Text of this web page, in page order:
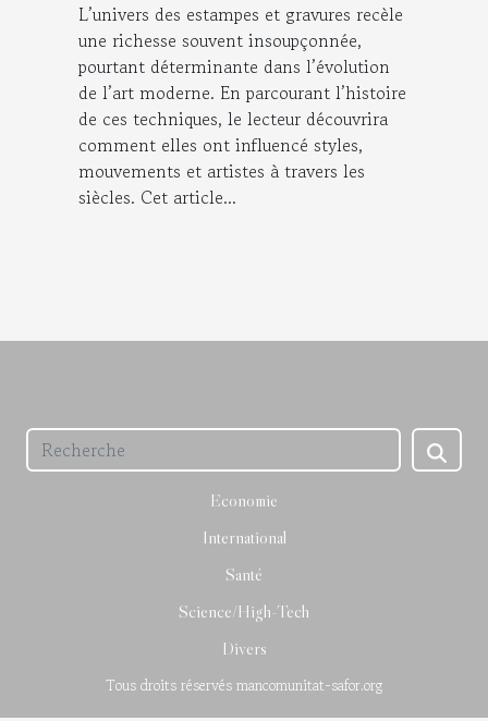
L’univers des estampes et gravures recèle
une richesse souvent insoupçonnée,
pourtant déterminante dans l’évolution
de l’art moderne. En parcourant l’histoire
de ces techniques, le lecteur découvrira
comment elles ont influencé styles,
mouvements et artistes à travers les
siècles. Cet article...
Economie
International
Santé
Science/High-Tech
Divers
Tous droits réservés mancomunitat-safor.org